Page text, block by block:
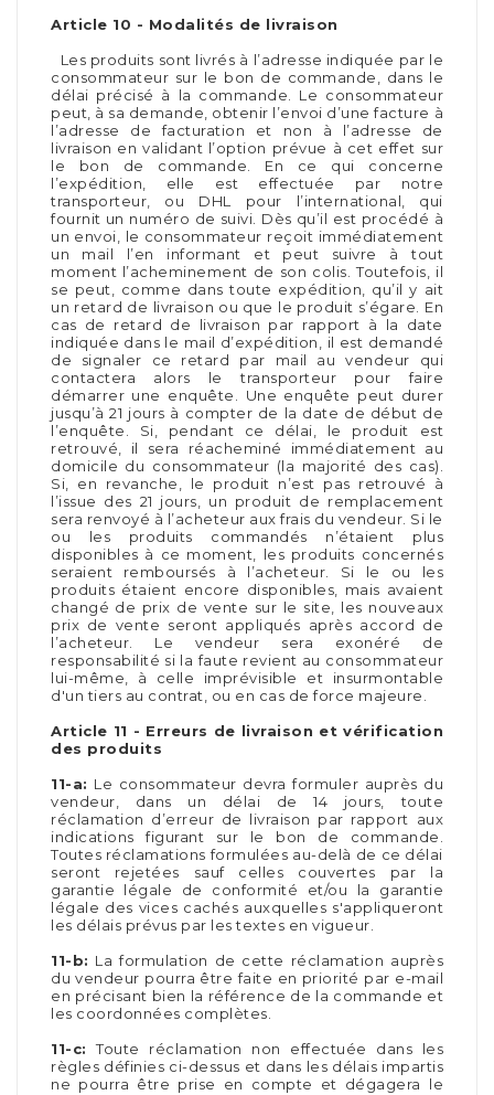
Article 10 - Modalités de livraison
Les produits sont livrés à l’adresse indiquée par le
consommateur sur le bon de commande, dans le
délai précisé à la commande. Le consommateur
peut, à sa demande, obtenir l’envoi d’une facture à
l’adresse de facturation et non à l’adresse de
livraison en validant l’option prévue à cet effet sur
le bon de commande. En ce qui concerne
l’expédition, elle est effectuée par notre
transporteur, ou DHL pour l’international, qui
fournit un numéro de suivi. Dès qu’il est procédé à
un envoi, le consommateur reçoit immédiatement
un mail l’en informant et peut suivre à tout
moment l’acheminement de son colis. Toutefois, il
se peut, comme dans toute expédition, qu’il y ait
un retard de livraison ou que le produit s’égare. En
cas de retard de livraison par rapport à la date
indiquée dans le mail d’expédition, il est demandé
de signaler ce retard par mail au vendeur qui
contactera alors le transporteur pour faire
démarrer une enquête. Une enquête peut durer
jusqu’à 21 jours à compter de la date de début de
l’enquête. Si, pendant ce délai, le produit est
retrouvé, il sera réacheminé immédiatement au
domicile du consommateur (la majorité des cas).
Si, en revanche, le produit n’est pas retrouvé à
l’issue des 21 jours, un produit de remplacement
sera renvoyé à l’acheteur aux frais du vendeur. Si le
ou les produits commandés n’étaient plus
disponibles à ce moment, les produits concernés
seraient remboursés à l’acheteur. Si le ou les
produits étaient encore disponibles, mais avaient
changé de prix de vente sur le site, les nouveaux
prix de vente seront appliqués après accord de
l’acheteur. Le vendeur sera exonéré de
responsabilité si la faute revient au consommateur
lui-même, à celle imprévisible et insurmontable
d'un tiers au contrat, ou en cas de force majeure.
Article 11 - Erreurs de livraison et vérification
des produits
11-a: Le consommateur devra formuler auprès du
vendeur, dans un délai de 14 jours, toute
réclamation d’erreur de livraison par rapport aux
indications figurant sur le bon de commande.
Toutes réclamations formulées au-delà de ce délai
seront rejetées sauf celles couvertes par la
garantie légale de conformité et/ou la garantie
légale des vices cachés auxquelles s'appliqueront
les délais prévus par les textes en vigueur.
11-b: La formulation de cette réclamation auprès
du vendeur pourra être faite en priorité par e-mail
en précisant bien la référence de la commande et
les coordonnées complètes.
11-c: Toute réclamation non effectuée dans les
règles définies ci-dessus et dans les délais impartis
ne pourra être prise en compte et dégagera le